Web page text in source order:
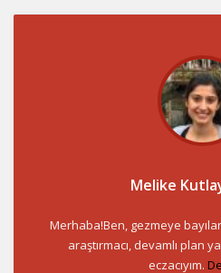
Melike
Merhaba!Ben, gezmeye
araştırmacı, devamlı plan
eczacıyım.